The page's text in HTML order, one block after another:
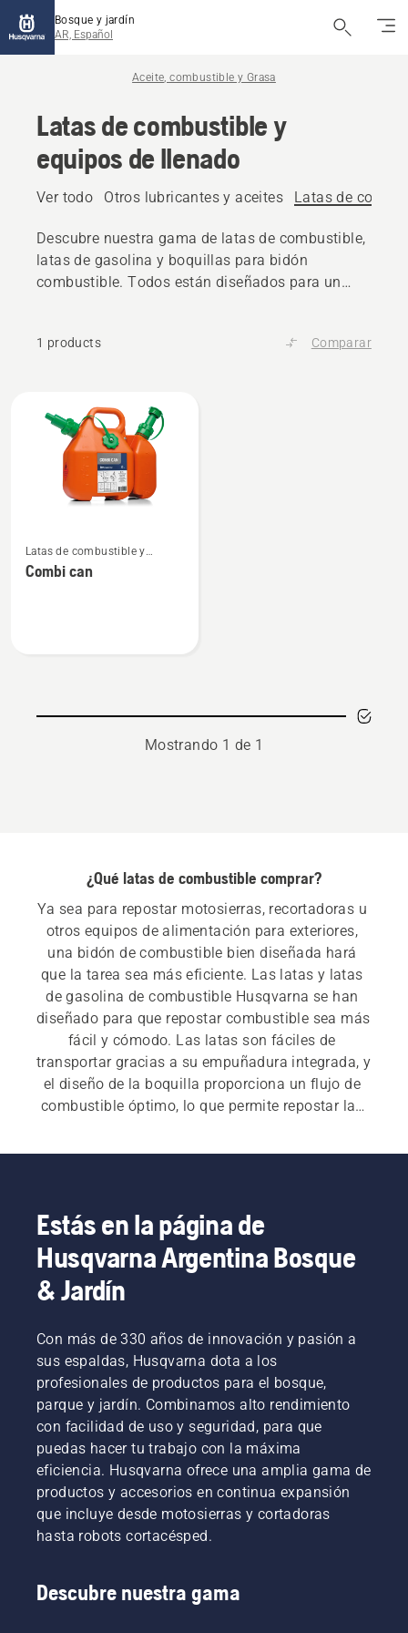
Bosque y jardín
AR, Español
Aceite, combustible y Grasa
Latas de combustible y
equipos de llenado
Ver todo Otros lubricantes y aceites Latas de
Descubre nuestra gama de latas de combustible,
latas de gasolina y boquillas para bidón
combustible. Todos están diseñados para un
1 products Comparar
products
más
detalles
Latas de combustible y
equipos de llenado
Combi can
Mostrando 1 de 1
¿Qué latas de combustible comprar?
Ya sea para repostar motosierras, recortadoras u
otros equipos de alimentación para exteriores,
una bidón de combustible bien diseñada hará
que la tarea sea más eficiente. Las latas y latas
de gasolina de combustible Husqvarna se han
diseñado para que repostar combustible sea más
fácil y cómodo. Las latas son fáciles de
transportar gracias a su empuñadura integrada, y
el diseño de la boquilla proporciona un flujo de
combustible óptimo, lo que permite repostar las
las salpicaduras y el desperdicio innecesario.
Estás en la página de
Husqvarna Argentina Bosque
& Jardín
Con más de 330 años de innovación y pasión a
sus espaldas, Husqvarna dota a los
profesionales de productos para el bosque,
parque y jardín. Combinamos alto rendimiento
con facilidad de uso y seguridad, para que
puedas hacer tu trabajo con la máxima
eficiencia. Husqvarna ofrece una amplia gama de
productos y accesorios en continua expansión
que incluye desde motosierras y cortadoras
hasta robots cortacésped.
Descubre nuestra gama